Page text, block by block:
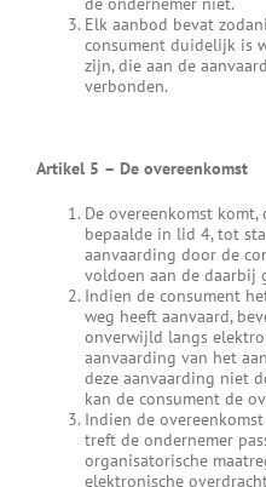
Elk aanbod bevat
consument duidelijk is
zijn, die aan de
verbonden.
Artikel 5 – De overeenkomst
De overeenkomst
bepaalde in lid 4, tot
aanvaarding door de
voldoen aan de daarbij
Indien de consument
weg heeft aanvaard,
onverwijld langs
aanvaarding van het
deze aanvaarding niet
kan de consument de
Indien de
treft de ondernemer
organisatorische
elektronische